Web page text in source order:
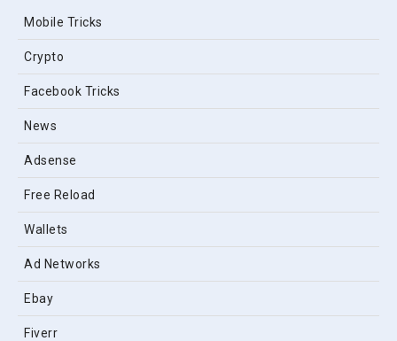
Mobile Tricks
Crypto
Facebook Tricks
News
Adsense
Free Reload
Wallets
Ad Networks
Ebay
Fiverr